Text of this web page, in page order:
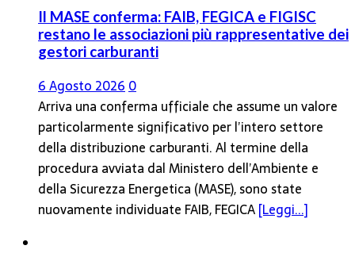
Il MASE conferma: FAIB, FEGICA e FIGISC
restano le associazioni più rappresentative dei
gestori carburanti
6 Agosto 2026 0
Arriva una conferma ufficiale che assume un valore
particolarmente significativo per l’intero settore
della distribuzione carburanti. Al termine della
procedura avviata dal Ministero dell’Ambiente e
della Sicurezza Energetica (MASE), sono state
nuovamente individuate FAIB, FEGICA[Leggi...]